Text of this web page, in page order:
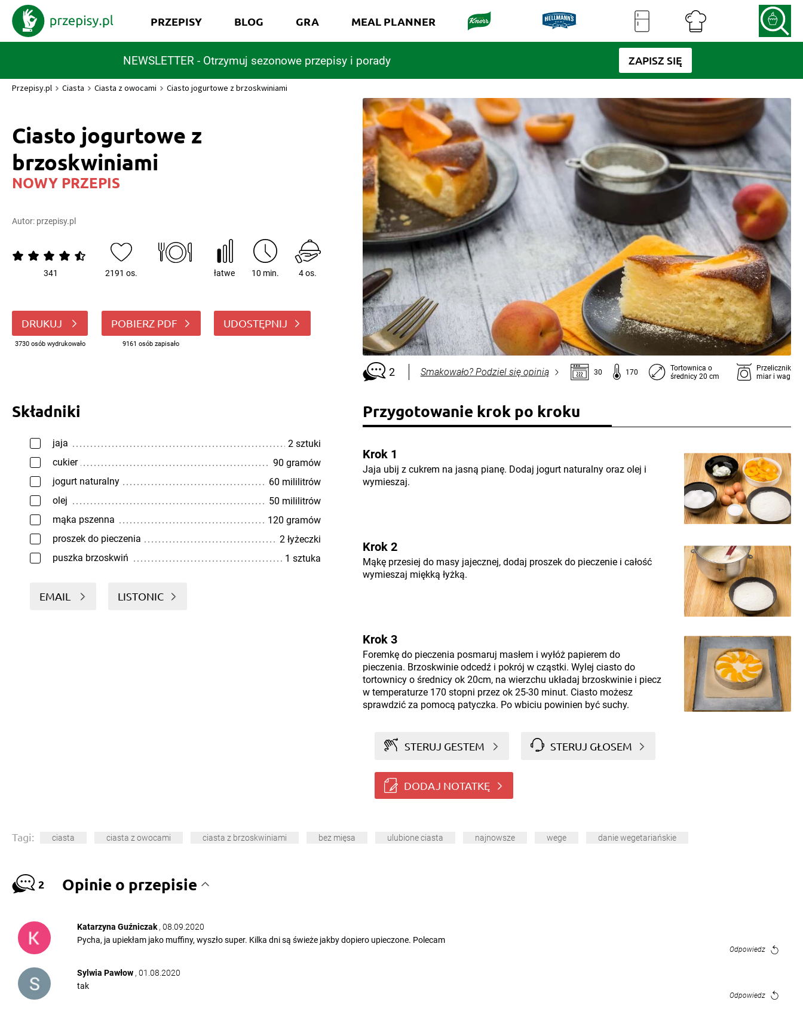
NEWSLETTER - Otrzymuj sezonowe przepisy i porady ZAPISZ SIĘ
PRZEPISY BLOG GRA MEAL PLANNER
Przepisy.pl Ciasta Ciasta z owocami Ciasto jogurtowe z brzoskwiniami
Ciasto jogurtowe z
brzoskwiniami
NOWY PRZEPIS
Autor: przepisy.pl
341 2191 os. łatwe 10 min. 4 os.
DRUKUJ
3730 osób wydrukowało
POBIERZ PDF
9161 osób zapisało
UDOSTĘPNIJ
2 Smakowało? Podziel się opinią 30 170
Tortownica o
średnicy 20 cm
Przelicznik
miar i wag
Składniki
jaja
2 sztuki
cukier
90 gramów
jogurt naturalny
60 mililitrów
olej
50 mililitrów
mąka pszenna
120 gramów
proszek do pieczenia
2 łyżeczki
puszka brzoskwiń
1 sztuka
EMAIL LISTONIC
Przygotowanie krok po kroku
Krok 1
Jaja ubij z cukrem na jasną pianę. Dodaj jogurt naturalny oraz olej i
wymieszaj.
Krok 2
Mąkę przesiej do masy jajecznej, dodaj proszek do pieczenie i całość
wymieszaj miękką łyżką.
Krok 3
Foremkę do pieczenia posmaruj masłem i wyłóż papierem do
pieczenia. Brzoskwinie odcedź i pokrój w cząstki. Wylej ciasto do
tortownicy o średnicy ok 20cm, na wierzchu układaj brzoskwinie i piecz
w temperaturze 170 stopni przez ok 25-30 minut. Ciasto możesz
sprawdzić za pomocą patyczka. Po wbiciu powinien być suchy.
STERUJ GESTEM STERUJ GŁOSEM
DODAJ NOTATKĘ
Tagi: ciasta ciasta z owocami ciasta z brzoskwiniami bez mięsa ulubione ciasta najnowsze wege danie wegetariańskie
2 Opinie o przepisie
Katarzyna Guźniczak, 08.09.2020
Pycha, ja upiekłam jako muffiny, wyszło super. Kilka dni są świeże jakby dopiero upieczone. Polecam
Odpowiedz
Sylwia Pawłow , 01.08.2020
tak
Odpowiedz